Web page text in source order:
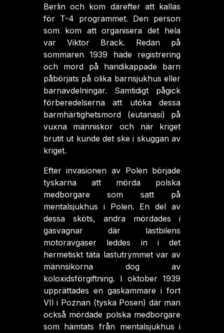
Berlin och kom därefter att kallas
för T-4 programmet. Den person
som kom att organisera det hela
var Viktor Brack. Redan på
sommaren 1939 hade registrering
och mord på handikappade barn
påbörjats på olika barnsjukhus eller
barnavdelningar. Samtidigt pågick
förberedelserna att utöka dessa
barmhärtighetsmord (eutanasi) på
vuxna människor och när kriget
brutit ut kunde det ske i skuggan av
kriget.
Efter invasionen av Polen började
tyskarna att mörda polska
medborgare som satt på
mentalsjukhus i Polen. En del av
dessa sköts, andra mördades i
gasvagnar där lastbilens
motoravgaser leddes in i det
hermetiskt täta lastutrymmet var av
männsikorna dog av
koloxidsförgiftning. I oktober 1939
upprättades en gaskammare i fort
VII i Poznan (tyska Posen) där man
också mördade polska medborgare
som hämtats från mentalsjukhus i